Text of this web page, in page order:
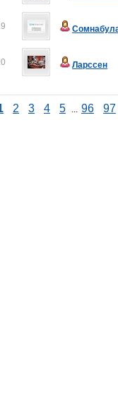
Ларссен
2 3 4 5 ... 96 97